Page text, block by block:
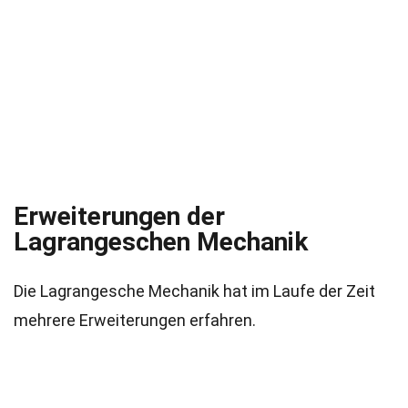
Erweiterungen der
Lagrangeschen Mechanik
Die Lagrangesche Mechanik hat im Laufe der Zeit
mehrere Erweiterungen erfahren.